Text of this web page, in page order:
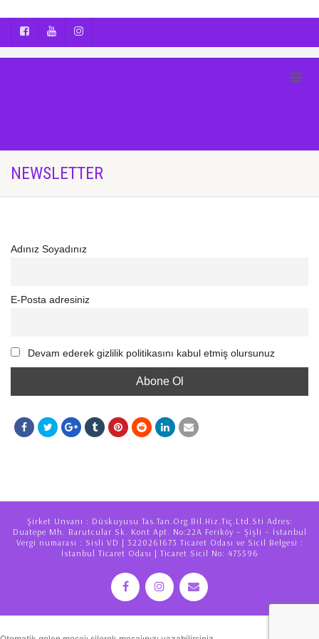
NEWSLETTER
Adınız Soyadınız
E-Posta adresiniz
Devam ederek gizlilik politikasını kabul etmiş olursunuz
Şirket Unvanı : Düskuyusu Tas.Tan.Org.Bil.Hiz.Tiç.Ltd.Sti Adres:
Duatepe Mh. Barutcular Sk. Kont Apt. No:22A Feriköy – Şişli – İstanbul
Vergi numarası : Sisli VD | 3220261673 Ticaret Odası ve Sicil Belgesi :
İstanbul Ticaret Odası | Ticaret Sicil No: 475596